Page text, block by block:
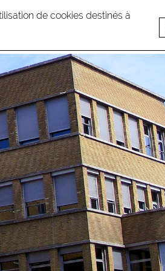
de cookies destinés à